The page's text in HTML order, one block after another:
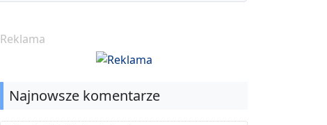
Reklama
Najnowsze komentarze